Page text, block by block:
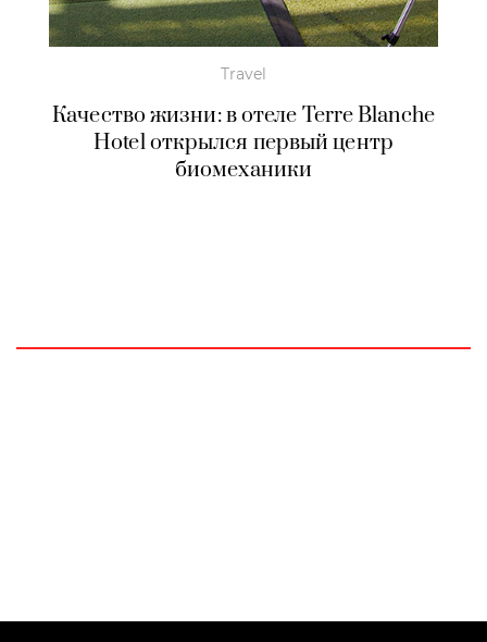
Travel
Качество жизни: в отеле Terre Blanche
Hotel открылся первый центр
биомеханики